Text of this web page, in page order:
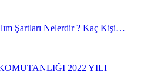
Şartları Nelerdir ? Kaç Kişi…
2022 YILI